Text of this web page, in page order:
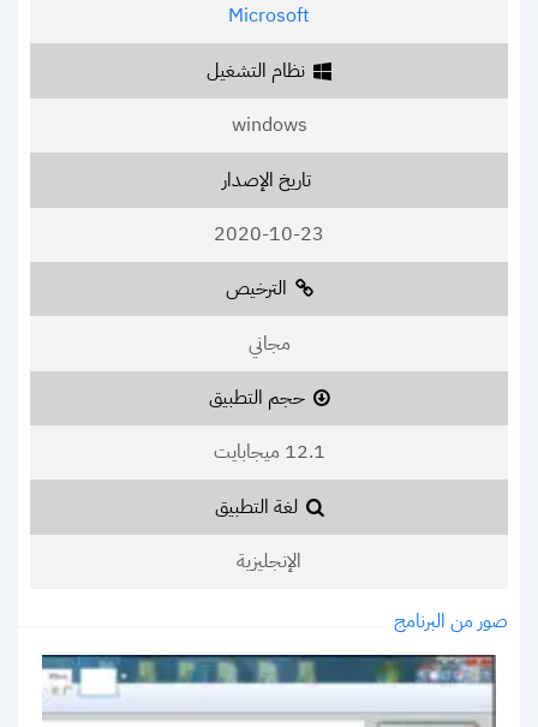
Microsoft
نظام التشغيل
windows
تاريخ الإصدار
2020-10-23
الترخيص
مجاني
حجم التطبيق
12.1 ميجابايت
لغة التطبيق
الإنجليزية
صور من البرنامج